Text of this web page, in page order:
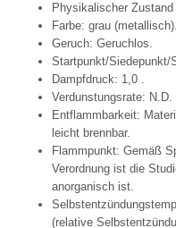
Physikalischer
Farbe: grau (metallisch).
Geruch: Geruchlos.
Startpunkt/Siedepunkt/
Dampfdruck: 1,0 .
Verdunstungsrate:
Entflammbarkeit:
leicht brennbar.
Flammpunkt: Gemäß
Verordnung ist die
anorganisch ist.
(relative